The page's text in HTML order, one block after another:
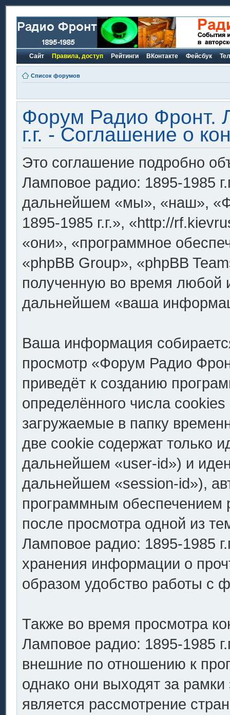
Сайт Правила, доступ Рейтинги ВКонтакте Фейсбук
Список форумов
Форум Радио Фронт.
г.г. - Соглашение о
Это соглашение подробно
Ламповое радио: 1895-1985
дальнейшем «мы», «наш»,
1895-1985 г.г.», «http://
«они», «программное
«phpBB Group», «phpBB
полученную во время любой
дальнейшем «ваша
Ваша информация
просмотр «Форум Радио
приведёт к созданию
определённого числа
загружаемые в папку
две cookie содержат только
дальнейшем «user-id») и
дальнейшем «session-id»),
программным обеспечением
после просмотра одной из
Ламповое радио: 1895-1985
хранения информации о
образом удобство работы с
Также во время просмотра
Ламповое радио: 1895-1985
внешние по отношению к
однако они выходят за рамки
является рассмотрение